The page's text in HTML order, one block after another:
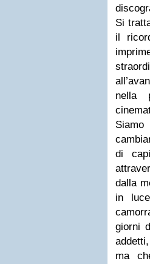
Si
il
nella
di
dalla
in
giorni
ma